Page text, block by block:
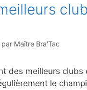
par Maître Bra'Tac
des meilleurs
le